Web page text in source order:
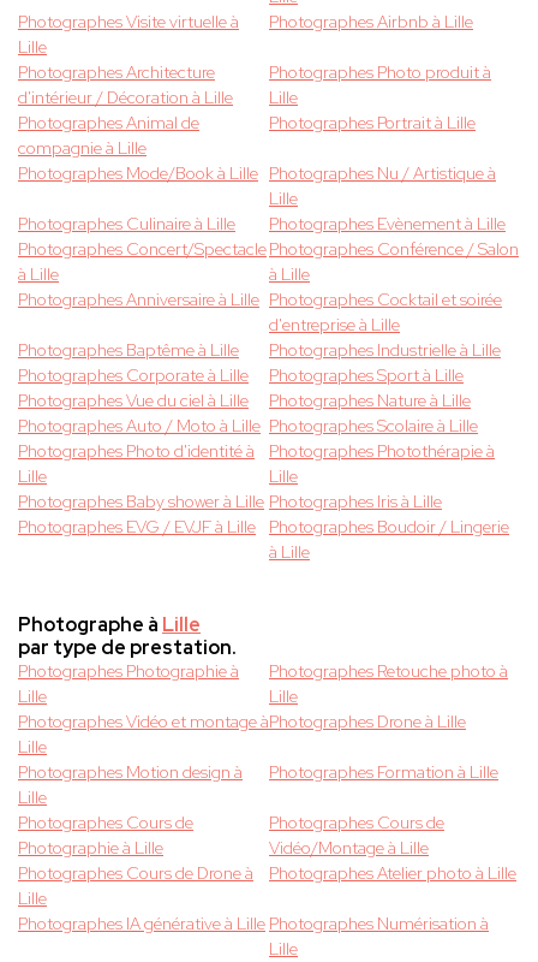
Photographes Visite virtuelle à
Lille
Photographes Airbnb à Lille
Photographes Architecture
d'intérieur / Décoration à Lille
Photographes Photo produit à
Lille
Photographes Animal de
compagnie à Lille
Photographes Portrait à Lille
Photographes Mode/Book à Lille Photographes Nu / Artistique à
Lille
Photographes Culinaire à Lille
Photographes Evènement à Lille
Photographes Concert/Spectacle
à Lille
Photographes Conférence / Salon
à Lille
Photographes Anniversaire à Lille Photographes Cocktail et soirée
d'entreprise à Lille
Photographes Baptême à Lille
Photographes Industrielle à Lille
Photographes Corporate à Lille
Photographes Sport à Lille
Photographes Vue du ciel à Lille
Photographes Nature à Lille
Photographes Auto / Moto à Lille Photographes Scolaire à Lille
Photographes Photo d'identité à
Lille
Photographes Photothérapie à
Lille
Photographes Baby shower à Lille Photographes Iris à Lille
Photographes EVG / EVJF à Lille
Photographes Boudoir / Lingerie
à Lille
Photographe à Lille
par type de prestation.
Photographes Photographie à
Lille
Photographes Retouche photo à
Lille
Photographes Vidéo et montage à
Lille
Photographes Drone à Lille
Photographes Motion design à
Lille
Photographes Formation à Lille
Photographes Cours de
Photographie à Lille
Photographes Cours de
Vidéo/Montage à Lille
Photographes Cours de Drone à
Lille
Photographes Atelier photo à Lille
Photographes IA générative à Lille Photographes Numérisation à
Lille